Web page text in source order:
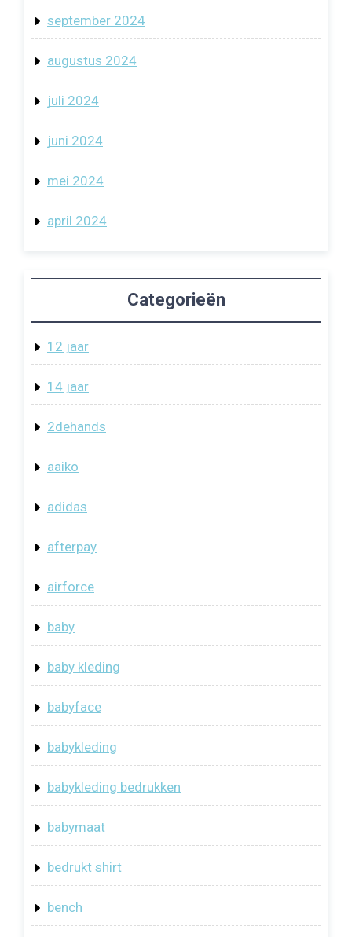
september 2024
augustus 2024
juli 2024
juni 2024
mei 2024
april 2024
Categorieën
12 jaar
14 jaar
2dehands
aaiko
adidas
afterpay
airforce
baby
baby kleding
babyface
babykleding
babykleding bedrukken
babymaat
bedrukt shirt
bench